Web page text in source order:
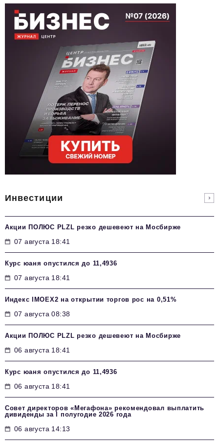
Инвестиции
Акции ПОЛЮС PLZL резко дешевеют на Мосбирже
07 августа 18:41
Курс юаня опустился до 11,4936
07 августа 18:41
Индекс IMOEX2 на открытии торгов рос на 0,51%
07 августа 08:38
Акции ПОЛЮС PLZL резко дешевеют на Мосбирже
06 августа 18:41
Курс юаня опустился до 11,4936
06 августа 18:41
Совет директоров «Мегафона» рекомендовал выплатить
дивиденды за I полугодие 2026 года
06 августа 14:13